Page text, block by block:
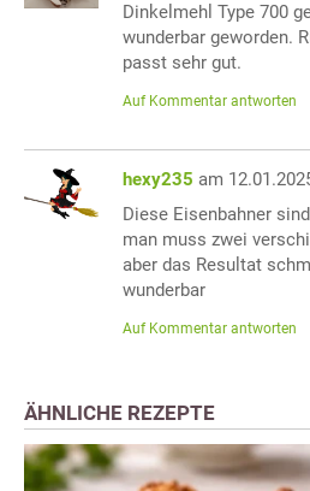
Dinkelmehl Type 700
wunderbar geworden.
passt sehr gut.
Auf Kommentar antworten
hexy235 am
Diese Eisenbahner
man muss zwei
aber das Resultat
wunderbar
Auf Kommentar antworten
ÄHNLICHE REZEPTE